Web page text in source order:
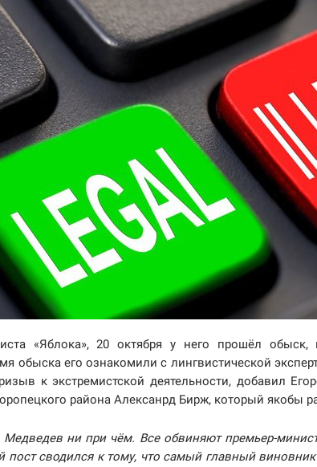
«Яблока», 20 октября у него прошёл обыск,
обыска его ознакомили с лингвистической
к экстремистской деятельности, добавил
района Алексанрд Бирж, который якобы
Медведев ни при чём. Все обвиняют премьер-
пост сводился к тому, что самый главный